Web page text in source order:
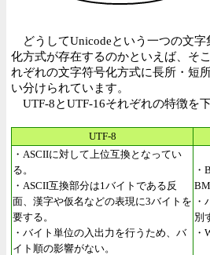
どうしてUnicodeという一つの文
化方式が存在するのかといえば、そ
れぞれの文字符号化方式に長所・短
い分けられています。
UTF-8とUTF-16それぞれの特徴を
UTF-8
・ASCIIに対して上位互換となってい
る。
・ASCII互換部分は1バイトである反
面、漢字や仮名などの表現に3バイトを
要する。
・バイト単位の入出力を行うため、バ
イト順の影響がない。
・
別
・